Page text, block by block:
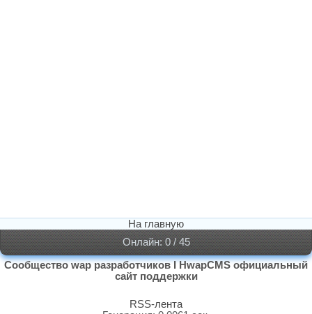
На главную
Онлайн: 0 / 45
Сообщество wap разработчиков I HwapCMS официальный
сайт поддержки
RSS-лента